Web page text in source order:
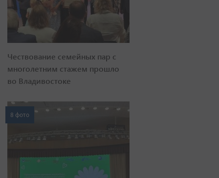
Чествование семейных пар с
многолетним стажем прошло
во Владивостоке
8 фото